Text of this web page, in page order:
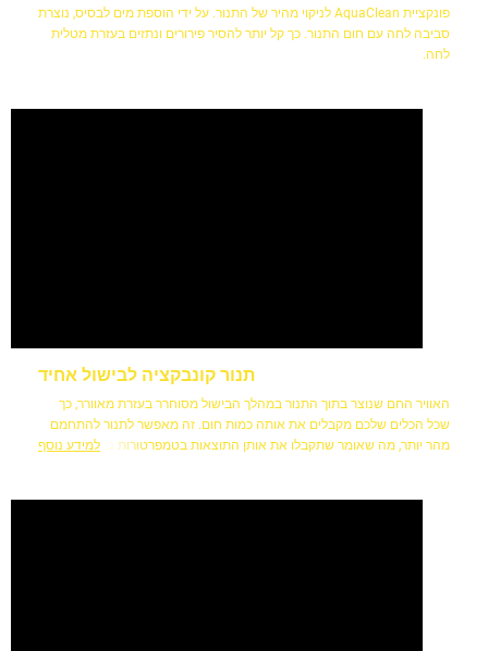
פונקציית AquaClean לניקוי מהיר של התנור. על ידי הוספת מים לבסיס, נוצרת
סביבה לחה עם חום התנור. כך קל יותר להסיר פירורים ונתזים בעזרת מטלית
לחה.
תנור קונבקציה לבישול אחיד
האוויר החם שנוצר בתוך התנור במהלך הבישול מסוחרר בעזרת מאוורר, כך
שכל הכלים שלכם מקבלים את אותה כמות חום. זה מאפשר לתנור להתחמם
מהר יותר, מה שאומר שתקבלו את אותן התוצאות בטמפרטורות נמוכות בלמידע נוסף